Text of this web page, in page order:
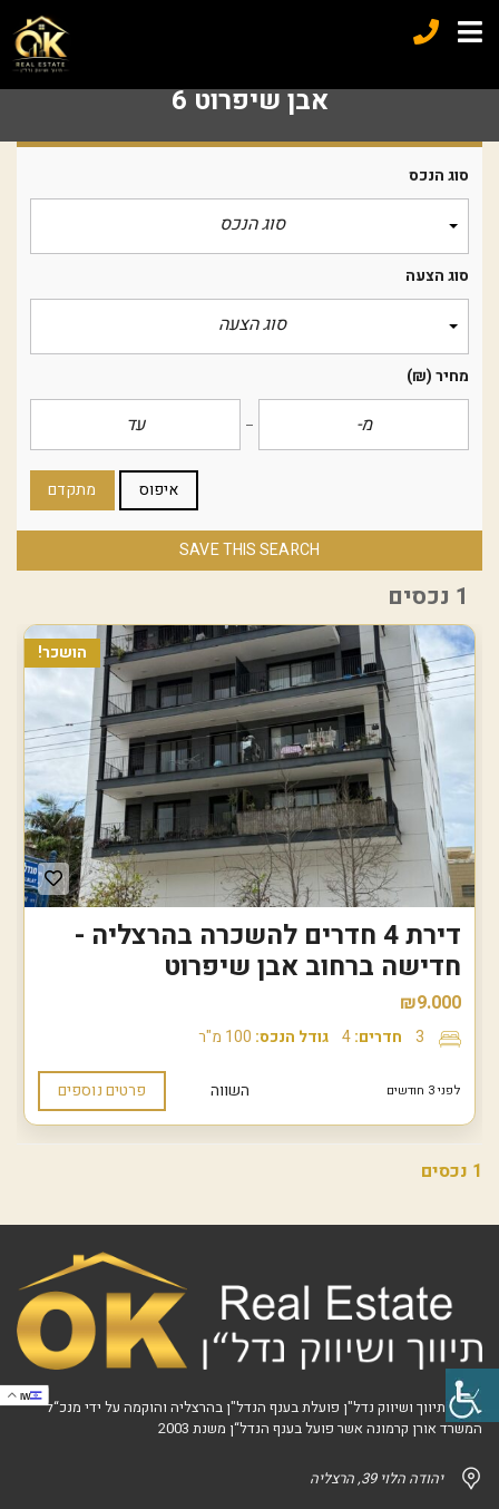
אבן שיפרוט 6
סוג הנכס
סוג הנכס
סוג הצעה
סוג הצעה
מחיר(₪)
איפוס מתקדם
SAVE THIS SEARCH
1 נכסים
הושכר!
דירת 4 חדרים להשכרה בהרצליה -
חדישה ברחוב אבן שיפרוט
₪9.000
3 חדרים:4 גודל הנכס: 100 מ"ר
לפני 3 חודשים השווה פרטים נוספים
1 נכסים
אוקי - תיווך ושיווק נדל"ן פועלת בענף הנדל"ן בהרצליה והוקמה על ידי מנכ“ל
המשרד אורן קרמונה אשר פועל בענף הנדל“ן משנת 2003
יהודה הלוי 39, הרצליה
IW